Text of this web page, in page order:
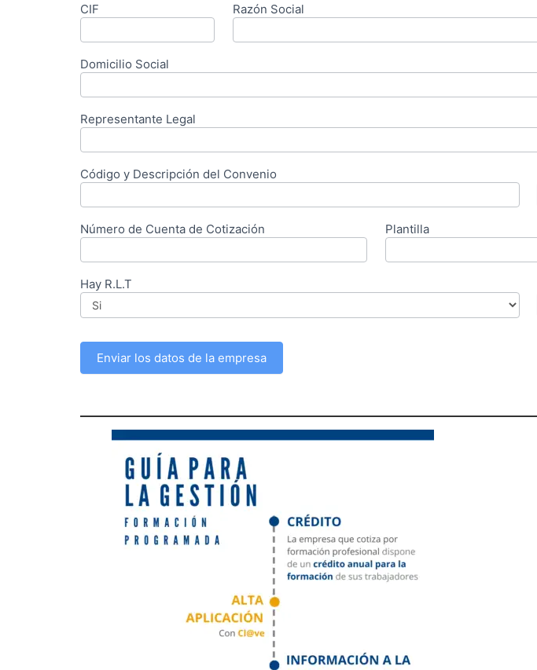
Formulario
CIF Razón Social
Domicilio Social
Representante Legal
Código y Descripción del Convenio
Número de Cuenta de Cotización Plantilla
Hay R.L.T
Enviar los datos de la empresa